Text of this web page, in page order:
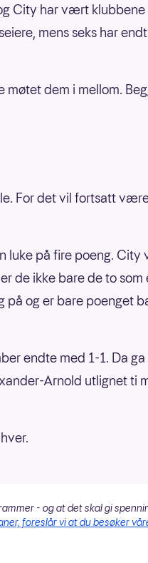
City har vært
mens seks har endt
møtet dem i mellom.
For det vil fortsatt
luke på fire poeng. City
de ikke bare de to som
på og er bare poenget
endte med 1-1. Da ga
Arnold utlignet ti
- og at det skal gi
foreslår vi at du besøker